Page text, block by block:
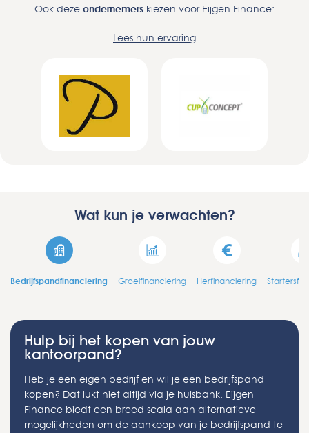
Ook deze ondernemers kiezen voor Eijgen Finance:
Lees hun ervaring
Wat kun je verwachten?
Bedrijfspandfinanciering Groeifinanciering Herfinanciering
Hulp bij het kopen van jouw
kantoorpand?
Heb je een eigen bedrijf en wil je een bedrijfspand
kopen? Dat lukt niet altijd via je huisbank. Eijgen
Finance biedt een breed scala aan alternatieve
mogelijkheden om de aankoop van je bedrijfspand te